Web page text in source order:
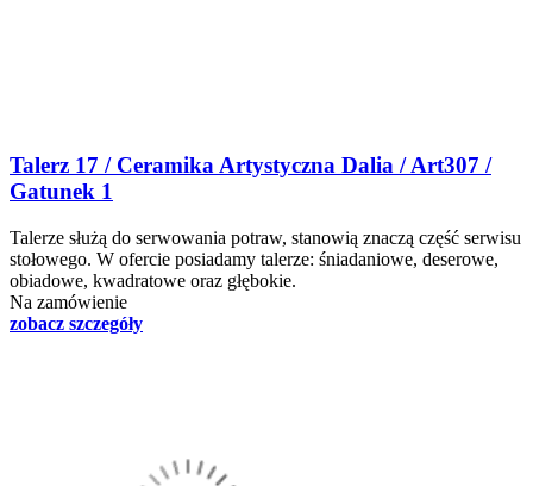
Talerz 17 / Ceramika Artystyczna Dalia / Art307 /
Gatunek 1
Talerze służą do serwowania potraw, stanowią znaczą część serwisu
stołowego. W ofercie posiadamy talerze: śniadaniowe, deserowe,
obiadowe, kwadratowe oraz głębokie.
Na zamówienie
zobacz szczegóły